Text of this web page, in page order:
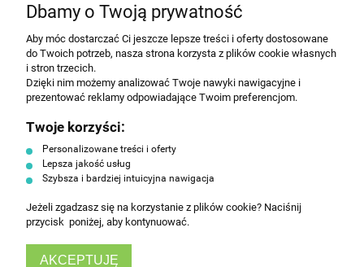
Wyrażam zgodę na przesyłanie informacji
handlowej na poniższy adres email. Więcej w
Polityce prywatności.
ZAPISZ SIĘ
Dbamy o Twoją prywatność
Aby móc dostarczać Ci jeszcze lepsze treści i oferty dostosowane
do Twoich potrzeb, nasza strona korzysta z plików cookie własnych
i stron trzecich.
Dzięki nim możemy analizować Twoje nawyki nawigacyjne i
prezentować reklamy odpowiadające Twoim preferencjom.
Twoje korzyści:
Personalizowane treści i oferty
Lepsza jakość usług
Szybsza i bardziej intuicyjna nawigacja
Jeżeli zgadzasz się na korzystanie z plików cookie? Naciśnij
przycisk poniżej, aby kontynuować.
AKCEPTUJĘ